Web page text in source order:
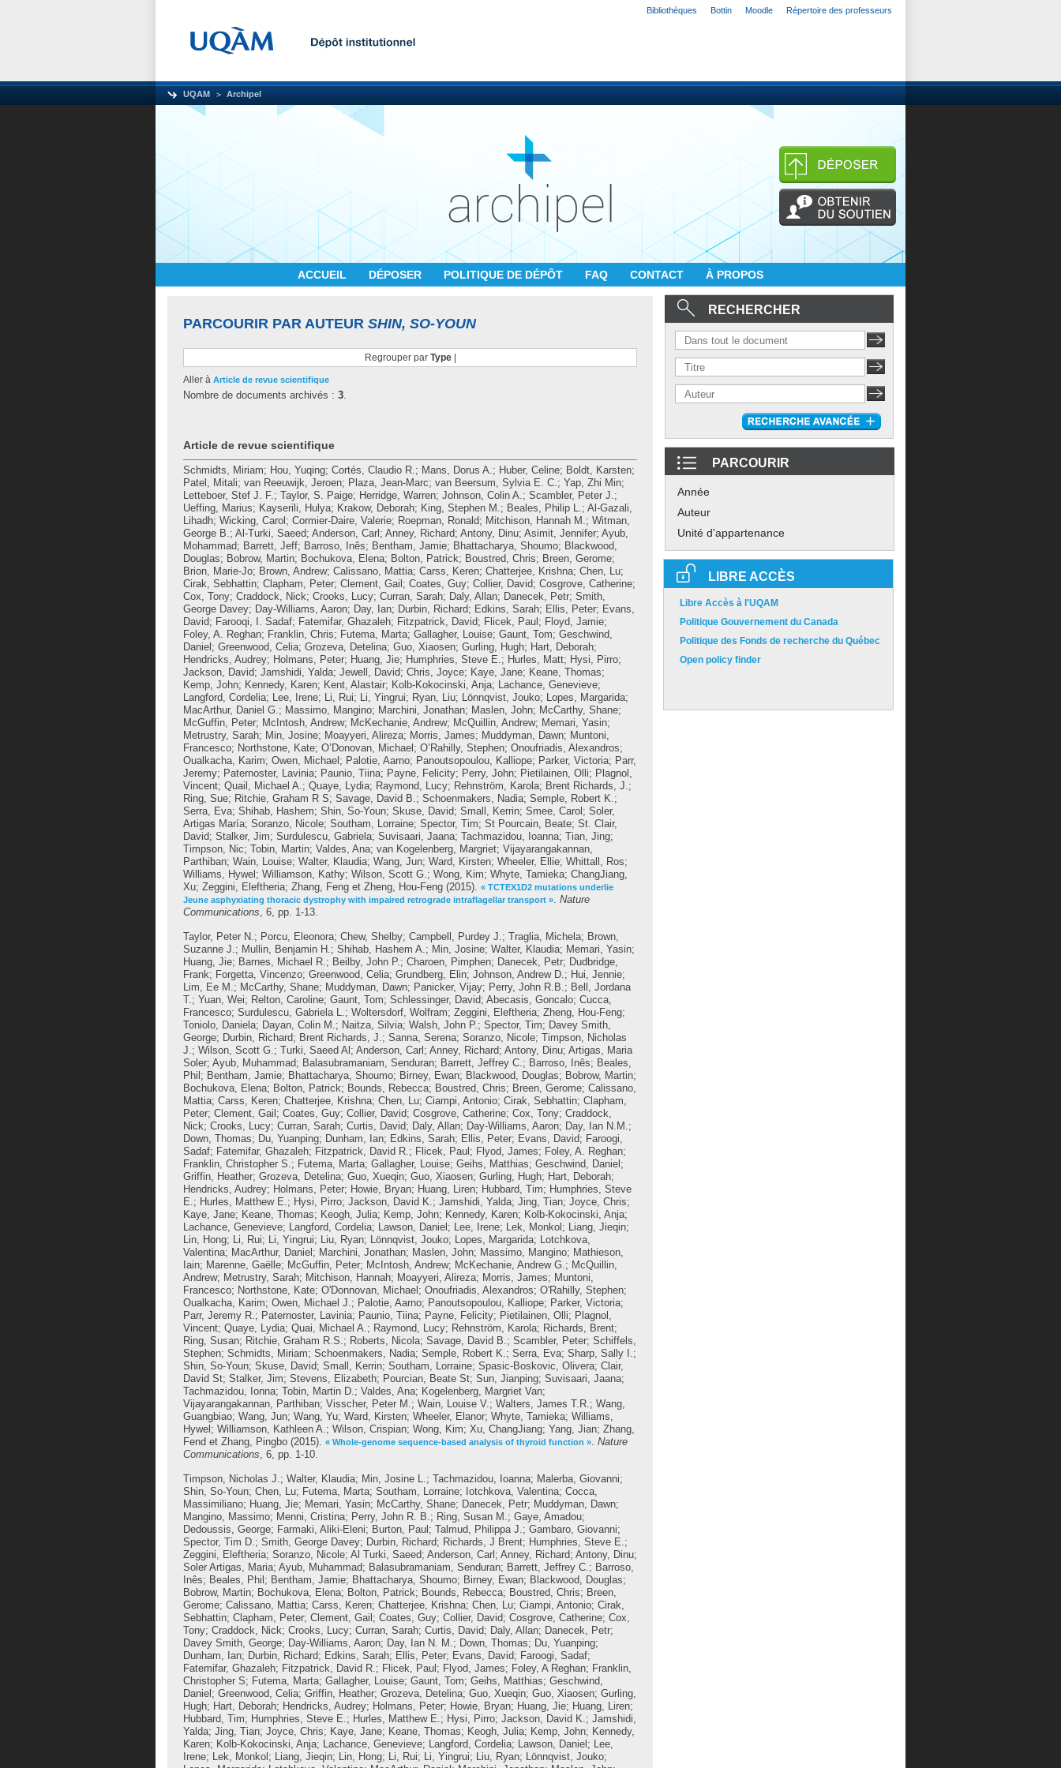
Bibliothèques Bottin Moodle Répertoire des professeurs
UQAM Archipel
ACCUEIL DÉPOSER POLITIQUE DE DÉPÔT FAQ CONTACT À PROPOS
PARCOURIR PAR AUTEUR SHIN, SO-YOUN
Regrouper par Type|
Aller à Article de revue scientifique
Nombre de documents archivés : 3.
Article de revue scientifique
Schmidts, Miriam; Hou, Yuqing; Cortés, Claudio R.; Mans, Dorus A.; Huber, Celine; Boldt, Karsten;
Patel, Mitali; van Reeuwijk, Jeroen; Plaza, Jean-Marc; van Beersum, Sylvia E. C.; Yap, Zhi Min;
Letteboer, Stef J. F.; Taylor, S. Paige; Herridge, Warren; Johnson, Colin A.; Scambler, Peter J.;
Ueffing, Marius; Kayserili, Hulya; Krakow, Deborah; King, Stephen M.; Beales, Philip L.; Al-Gazali,
Lihadh; Wicking, Carol ; Cormier-Daire, Valerie; Roepman, Ronald; Mitchison, Hannah M.; Witman,
George B.; Al-Turki, Saeed; Anderson, Carl ; Anney, Richard; Antony, Dinu; Asimit, Jennifer; Ayub,
Mohammad; Barrett, Jeff; Barroso, Inês; Bentham, Jamie; Bhattacharya, Shoumo; Blackwood,
Douglas; Bobrow, Martin; Bochukova, Elena; Bolton, Patrick; Boustred, Chris; Breen, Gerome;
Brion, Marie-Jo; Brown, Andrew; Calissano, Mattia; Carss, Keren; Chatterjee, Krishna; Chen, Lu;
Cirak, Sebhattin; Clapham, Peter; Clement, Gail ; Coates, Guy; Collier, David; Cosgrove, Catherine;
Cox, Tony; Craddock, Nick; Crooks, Lucy; Curran, Sarah; Daly, Allan; Danecek, Petr; Smith,
George Davey; Day-Williams, Aaron; Day, Ian; Durbin, Richard; Edkins, Sarah; Ellis, Peter; Evans,
David; Farooqi, I. Sadaf; Fatemifar, Ghazaleh; Fitzpatrick, David; Flicek, Paul ; Floyd, Jamie;
Foley, A. Reghan; Franklin, Chris; Futema, Marta; Gallagher, Louise; Gaunt, Tom; Geschwind,
Daniel ; Greenwood, Celia; Grozeva, Detelina; Guo, Xiaosen; Gurling, Hugh; Hart, Deborah;
Hendricks, Audrey; Holmans, Peter; Huang, Jie; Humphries, Steve E.; Hurles, Matt; Hysi, Pirro;
Jackson, David; Jamshidi, Yalda; Jewell, David; Chris, Joyce; Kaye, Jane; Keane, Thomas;
Kemp, John; Kennedy, Karen; Kent, Alastair; Kolb-Kokocinski, Anja; Lachance, Genevieve;
Langford, Cordelia; Lee, Irene; Li, Rui; Li, Yingrui; Ryan, Liu; Lönnqvist, Jouko; Lopes, Margarida;
MacArthur, Daniel G.; Massimo, Mangino; Marchini, Jonathan; Maslen, John; McCarthy, Shane;
McGuffin, Peter; McIntosh, Andrew; McKechanie, Andrew; McQuillin, Andrew; Memari, Yasin;
Metrustry, Sarah; Min, Josine; Moayyeri, Alireza; Morris, James; Muddyman, Dawn; Muntoni,
Francesco; Northstone, Kate; O’Donovan, Michael ; O’Rahilly, Stephen; Onoufriadis, Alexandros;
Oualkacha, Karim; Owen, Michael ; Palotie, Aarno; Panoutsopoulou, Kalliope; Parker, Victoria; Parr,
Jeremy; Paternoster, Lavinia; Paunio, Tiina; Payne, Felicity; Perry, John; Pietilainen, Olli; Plagnol,
Vincent; Quail, Michael A.; Quaye, Lydia; Raymond, Lucy; Rehnström, Karola; Brent Richards, J.;
Ring, Sue; Ritchie, Graham R S; Savage, David B.; Schoenmakers, Nadia; Semple, Robert K.;
Serra, Eva; Shihab, Hashem; Shin, So-Youn; Skuse, David; Small, Kerrin; Smee, Carol ; Soler,
Artigas María; Soranzo, Nicole; Southam, Lorraine; Spector, Tim; St Pourcain, Beate; St. Clair,
David; Stalker, Jim; Surdulescu, Gabriela; Suvisaari, Jaana; Tachmazidou, Ioanna; Tian, Jing;
Timpson, Nic; Tobin, Martin; Valdes, Ana; van Kogelenberg, Margriet; Vijayarangakannan,
Parthiban; Wain, Louise; Walter, Klaudia; Wang, Jun; Ward, Kirsten; Wheeler, Ellie; Whittall, Ros;
Williams, Hywel ; Williamson, Kathy; Wilson, Scott G.; Wong, Kim; Whyte, Tamieka; ChangJiang,
Xu; Zeggini, Eleftheria; Zhang, Feng et Zheng, Hou-Feng (2015). « TCTEX1D2 mutations underlie
Jeune asphyxiating thoracic dystrophy with impaired retrograde intraflagellar transport ». Nature
Communications, 6, pp. 1-13.
Taylor, Peter N.; Porcu, Eleonora; Chew, Shelby; Campbell, Purdey J.; Traglia, Michela; Brown,
Suzanne J.; Mullin, Benjamin H.; Shihab, Hashem A.; Min, Josine; Walter, Klaudia; Memari, Yasin;
Huang, Jie; Barnes, Michael R.; Beilby, John P.; Charoen, Pimphen; Danecek, Petr; Dudbridge,
Frank; Forgetta, Vincenzo; Greenwood, Celia; Grundberg, Elin; Johnson, Andrew D.; Hui, Jennie;
Lim, Ee M.; McCarthy, Shane; Muddyman, Dawn; Panicker, Vijay; Perry, John R.B.; Bell, Jordana
T.; Yuan, Wei; Relton, Caroline; Gaunt, Tom; Schlessinger, David; Abecasis, Goncalo; Cucca,
Francesco; Surdulescu, Gabriela L.; Woltersdorf, Wolfram; Zeggini, Eleftheria; Zheng, Hou-Feng;
Toniolo, Daniela; Dayan, Colin M.; Naitza, Silvia; Walsh, John P.; Spector, Tim; Davey Smith,
George; Durbin, Richard; Brent Richards, J.; Sanna, Serena; Soranzo, Nicole; Timpson, Nicholas
J.; Wilson, Scott G.; Turki, Saeed Al ; Anderson, Carl ; Anney, Richard; Antony, Dinu; Artigas, Maria
Soler; Ayub, Muhammad; Balasubramaniam, Senduran; Barrett, Jeffrey C.; Barroso, Inês; Beales,
Phil ; Bentham, Jamie; Bhattacharya, Shoumo; Birney, Ewan; Blackwood, Douglas; Bobrow, Martin;
Bochukova, Elena; Bolton, Patrick; Bounds, Rebecca; Boustred, Chris; Breen, Gerome; Calissano,
Mattia; Carss, Keren; Chatterjee, Krishna; Chen, Lu; Ciampi, Antonio; Cirak, Sebhattin; Clapham,
Peter; Clement, Gail ; Coates, Guy; Collier, David; Cosgrove, Catherine; Cox, Tony; Craddock,
Nick; Crooks, Lucy; Curran, Sarah; Curtis, David; Daly, Allan; Day-Williams, Aaron; Day, Ian N.M.;
Down, Thomas; Du, Yuanping; Dunham, Ian; Edkins, Sarah; Ellis, Peter; Evans, David; Faroogi,
Sadaf; Fatemifar, Ghazaleh; Fitzpatrick, David R.; Flicek, Paul ; Flyod, James; Foley, A. Reghan;
Franklin, Christopher S.; Futema, Marta; Gallagher, Louise; Geihs, Matthias; Geschwind, Daniel ;
Griffin, Heather; Grozeva, Detelina; Guo, Xueqin; Guo, Xiaosen; Gurling, Hugh; Hart, Deborah;
Hendricks, Audrey; Holmans, Peter; Howie, Bryan; Huang, Liren; Hubbard, Tim; Humphries, Steve
E.; Hurles, Matthew E.; Hysi, Pirro; Jackson, David K.; Jamshidi, Yalda; Jing, Tian; Joyce, Chris;
Kaye, Jane; Keane, Thomas; Keogh, Julia; Kemp, John; Kennedy, Karen; Kolb-Kokocinski, Anja;
Lachance, Genevieve; Langford, Cordelia; Lawson, Daniel ; Lee, Irene; Lek, Monkol ; Liang, Jieqin;
Lin, Hong; Li, Rui; Li, Yingrui; Liu, Ryan; Lönnqvist, Jouko; Lopes, Margarida; Lotchkova,
Valentina; MacArthur, Daniel ; Marchini, Jonathan; Maslen, John; Massimo, Mangino; Mathieson,
Iain; Marenne, Gaëlle; McGuffin, Peter; McIntosh, Andrew; McKechanie, Andrew G.; McQuillin,
Andrew; Metrustry, Sarah; Mitchison, Hannah; Moayyeri, Alireza; Morris, James; Muntoni,
Francesco; Northstone, Kate; O'Donnovan, Michael ; Onoufriadis, Alexandros; O'Rahilly, Stephen;
Oualkacha, Karim; Owen, Michael J.; Palotie, Aarno; Panoutsopoulou, Kalliope; Parker, Victoria;
Parr, Jeremy R.; Paternoster, Lavinia; Paunio, Tiina; Payne, Felicity; Pietilainen, Olli; Plagnol,
Vincent; Quaye, Lydia; Quai, Michael A.; Raymond, Lucy; Rehnström, Karola; Richards, Brent;
Ring, Susan; Ritchie, Graham R.S.; Roberts, Nicola; Savage, David B.; Scambler, Peter; Schiffels,
Stephen; Schmidts, Miriam; Schoenmakers, Nadia; Semple, Robert K.; Serra, Eva; Sharp, Sally I.;
Shin, So-Youn; Skuse, David; Small, Kerrin; Southam, Lorraine; Spasic-Boskovic, Olivera; Clair,
David St; Stalker, Jim; Stevens, Elizabeth; Pourcian, Beate St; Sun, Jianping; Suvisaari, Jaana;
Tachmazidou, Ionna; Tobin, Martin D.; Valdes, Ana; Kogelenberg, Margriet Van;
Vijayarangakannan, Parthiban; Visscher, Peter M.; Wain, Louise V.; Walters, James T.R.; Wang,
Guangbiao; Wang, Jun; Wang, Yu; Ward, Kirsten; Wheeler, Elanor; Whyte, Tamieka; Williams,
Hywel ; Williamson, Kathleen A.; Wilson, Crispian; Wong, Kim; Xu, ChangJiang; Yang, Jian; Zhang,
Fend et Zhang, Pingbo (2015). « Whole-genome sequence-based analysis of thyroid function ». Nature
Communications, 6, pp. 1-10.
Timpson, Nicholas J.; Walter, Klaudia; Min, Josine L.; Tachmazidou, Ioanna; Malerba, Giovanni;
Shin, So-Youn; Chen, Lu; Futema, Marta; Southam, Lorraine; Iotchkova, Valentina; Cocca,
Massimiliano; Huang, Jie; Memari, Yasin; McCarthy, Shane; Danecek, Petr; Muddyman, Dawn;
Mangino, Massimo; Menni, Cristina; Perry, John R. B.; Ring, Susan M.; Gaye, Amadou;
Dedoussis, George; Farmaki, Aliki-Eleni; Burton, Paul ; Talmud, Philippa J.; Gambaro, Giovanni;
Spector, Tim D.; Smith, George Davey; Durbin, Richard; Richards, J Brent; Humphries, Steve E.;
Zeggini, Eleftheria; Soranzo, Nicole; Al Turki, Saeed; Anderson, Carl ; Anney, Richard; Antony, Dinu;
Soler Artigas, Maria; Ayub, Muhammad; Balasubramaniam, Senduran; Barrett, Jeffrey C.; Barroso,
Inês; Beales, Phil ; Bentham, Jamie; Bhattacharya, Shoumo; Birney, Ewan; Blackwood, Douglas;
Bobrow, Martin; Bochukova, Elena; Bolton, Patrick; Bounds, Rebecca; Boustred, Chris; Breen,
Gerome; Calissano, Mattia; Carss, Keren; Chatterjee, Krishna; Chen, Lu; Ciampi, Antonio; Cirak,
Sebhattin; Clapham, Peter; Clement, Gail ; Coates, Guy; Collier, David; Cosgrove, Catherine; Cox,
Tony; Craddock, Nick; Crooks, Lucy; Curran, Sarah; Curtis, David; Daly, Allan; Danecek, Petr;
Davey Smith, George; Day-Williams, Aaron; Day, Ian N. M.; Down, Thomas; Du, Yuanping;
Dunham, Ian; Durbin, Richard; Edkins, Sarah; Ellis, Peter; Evans, David; Faroogi, Sadaf;
Fatemifar, Ghazaleh; Fitzpatrick, David R.; Flicek, Paul ; Flyod, James; Foley, A Reghan; Franklin,
Christopher S; Futema, Marta; Gallagher, Louise; Gaunt, Tom; Geihs, Matthias; Geschwind,
Daniel ; Greenwood, Celia; Griffin, Heather; Grozeva, Detelina; Guo, Xueqin; Guo, Xiaosen; Gurling,
Hugh; Hart, Deborah; Hendricks, Audrey; Holmans, Peter; Howie, Bryan; Huang, Jie; Huang, Liren;
Hubbard, Tim; Humphries, Steve E.; Hurles, Matthew E.; Hysi, Pirro; Jackson, David K.; Jamshidi,
Yalda; Jing, Tian; Joyce, Chris; Kaye, Jane; Keane, Thomas; Keogh, Julia; Kemp, John; Kennedy,
Karen; Kolb-Kokocinski, Anja; Lachance, Genevieve; Langford, Cordelia; Lawson, Daniel ; Lee,
Irene; Lek, Monkol ; Liang, Jieqin; Lin, Hong; Li, Rui; Li, Yingrui; Liu, Ryan; Lönnqvist, Jouko;
RECHERCHER
PARCOURIR
Année
Auteur
Unité d'appartenance
LIBRE ACCÈS
Libre Accès à l'UQAM
Politique Gouvernement du Canada
Politique des Fonds de recherche du Québec
Open policy finder